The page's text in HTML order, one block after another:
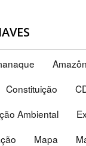
Constituição
Ambiental
Mapa